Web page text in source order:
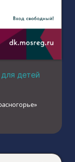
детей